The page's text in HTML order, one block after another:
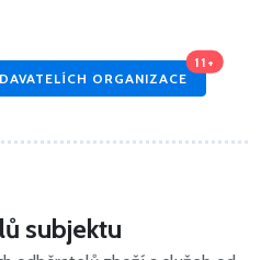
ORGANIZACE
11+
subjektu